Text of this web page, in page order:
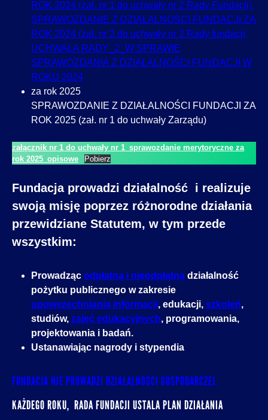
ROK 2024 (zał. nr 1 do uchwały nr 2 Rady Fundacji)
SPRAWOZDANIE Z DZIAŁALNOŚCI FUNDACJI ZA
ROK 2024 (zał. nr 2 do uchwały nr 2 Rady fundacji
UCHWAŁA RADY_2_W SPRAWIE
SPRAWOZDANIA Z DZIAŁALNOŚCI FUNDACJI W
ROKU 2024
za rok 2025
SPRAWOZDANIE Z DZIAŁALNOŚCI FUNDACJI ZA
ROK 2025 (zał. nr 1 do uchwały Zarządu)
załącznik nr 1 do uchwały nr 1_sprawozdanie merytoryczne za
rok 2025_opisowe
Pobierz
Fundacja prowadzi działalność i realizuje
swoją misję poprzez różnorodne działania
przewidziane Statutem, w tym przede
wszystkim:
Prowadząc odpłatną i nieodpłatną działalność
pożytku publicznego w zakresie
upowszechniania informacji, edukacji, szkoleń,
studiów, zajęć edukacyjnych, programowania,
projektowania i badań.
Ustanawiając nagrody i stypendia
FUNDACJA NIE PROWADZI DZIAŁALNOŚCI GOSPODARCZEJ.
KAŻDEGO ROKU, RADA FUNDACJI USTALA PLAN DZIAŁANIA